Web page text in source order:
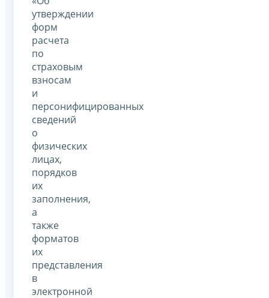
утверждении
форм
расчета
по
страховым
взносам
и
персонифицированных
сведений
о
физических
лицах,
порядков
их
заполнения,
а
также
форматов
их
представления
в
электронной